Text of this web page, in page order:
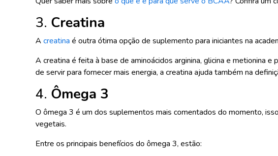
3. Creatina
A creatina é outra ótima opção de suplemento para iniciantes na
A creatina é feita à base de aminoácidos arginina, glicina e metionina
de servir para fornecer mais energia, a creatina ajuda também na
4. Ômega 3
O ômega 3 é um dos suplementos mais comentados do momento,
vegetais.
Entre os principais benefícios do ômega 3, estão: